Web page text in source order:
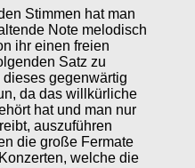
Stimmen hat man
Note melodisch
ihr einen freien
Satz zu
gegenwärtig
da das willkürliche
hat und man nur
auszuführen
die große Fermate
welche die